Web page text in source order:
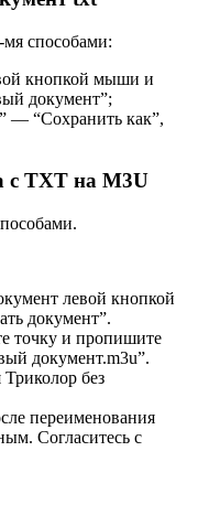
способами:
кнопкой мыши и
документ”;
— “Сохранить как”,
TXT на M3U
левой кнопкой
документ”.
точку и пропишите
документ.m3u”.
без
переименования
Согласитесь с